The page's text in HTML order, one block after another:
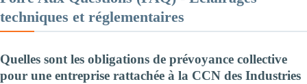
techniques et réglementaires
Quelles sont les obligations de prévoyance collective
pour une entreprise rattachée à la CCN des Industries